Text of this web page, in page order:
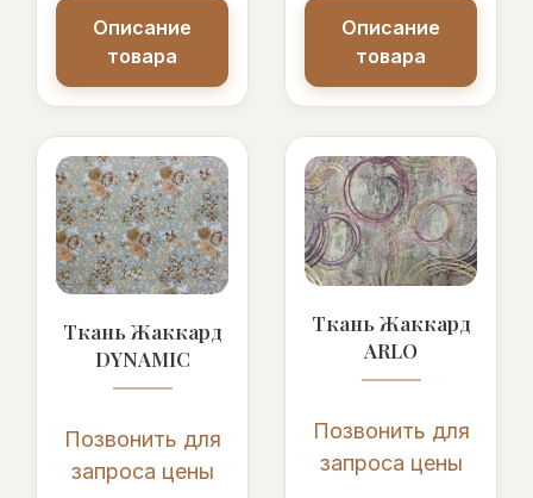
Описание
товара
Описание
товара
Ткань Жаккард
DYNAMIC
Позвонить для
запроса цены
Ткань Жаккард
ARLO
Позвонить для
запроса цены